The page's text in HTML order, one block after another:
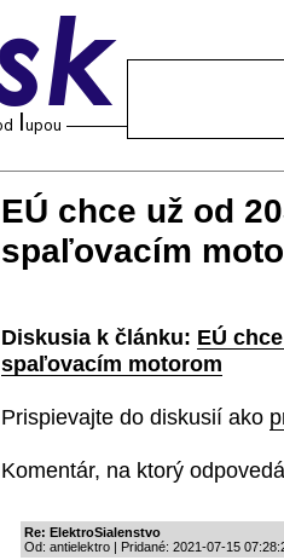
EÚ chce už od
spaľovacím
Diskusia k článku: EÚ
spaľovacím motorom
Prispievajte do diskusií ako
Komentár, na ktorý
Re: ElektroSialenstvo
Od: antielektro | Pridané: 2021-07-15